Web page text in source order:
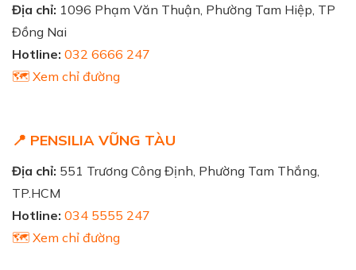
Địa chỉ: 1096 Phạm Văn Thuận, Phường Tam Hiệp, TP
Đồng Nai
Hotline: 032 6666 247
🗺️ Xem chỉ đường
📍 PENSILIA VŨNG TÀU
Địa chỉ: 551 Trương Công Định, Phường Tam Thắng,
TP.HCM
Hotline: 034 5555 247
🗺️ Xem chỉ đường